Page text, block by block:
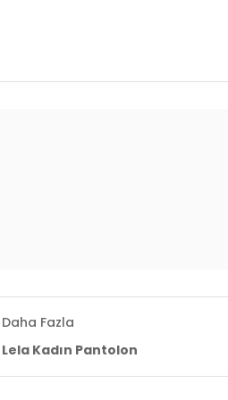
Daha Fazla
Lela Kadın Pantolon